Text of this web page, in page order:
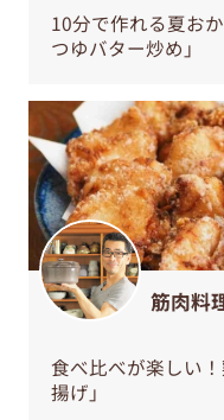
10分で作れる夏お
つゆバター炒め」
筋肉料
食べ比べが楽しい
揚げ」